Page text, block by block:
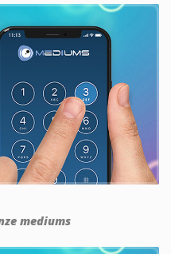
mediums